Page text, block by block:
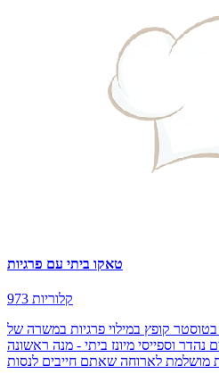
טאקו ביתי עם פרגיות
973 קלוריות
קופץ במילוי פרגיות במשרה של
וספייסי מיונז ביתי - מנה ראשונה
מושלמת לארוחה שאתם חייבים לנסות